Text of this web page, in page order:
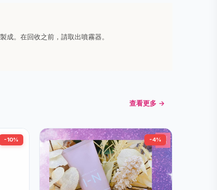
。在回收之前，請取出噴霧器。
查看更多 →
-10% -4%